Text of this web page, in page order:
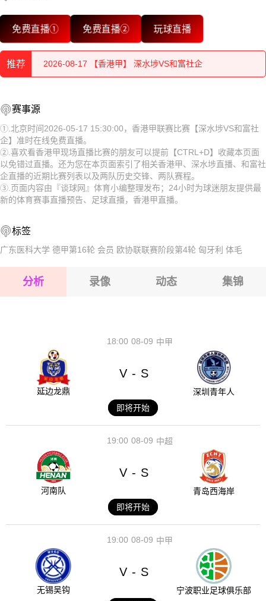
免费直播① 免费直播② 玩球直播
推荐
2026-08-17 【香港甲】 深水埗VS和富社企
2026-08-17 【香港甲】 深水埗VS和富社企
2026-08-17 【香港甲】 深水埗VS和富社企
2026-08-17 【香港甲】 深水埗VS和富社企
2026-08-17 【香港甲】 深水埗VS和富社企
2026-08-17 【香港甲】 深水埗VS和富社企
2026-08-17 【香港甲】 深水埗VS和富社企
2026-08-17 【香港甲】 深水埗VS和富社企
2026-08-17 【香港甲】 深水埗VS和富社企
2026-08-17 【香港甲】 深水埗VS和富社企
赛事源
①.北京时间2026-05-17 15:30:00，香港甲联赛比赛【深水埗VS和富社
企】准时在线免费直播。
②.喜欢看香港甲现场直播比赛的朋友可以提前【CTRL+D】收藏本页面
以免错过直播。还为您在本页面索引了相关香港甲、深水埗直播、和富社
企直播的近期比赛列表以及两队历史交锋、两队赛程。
③.页面内容由『谈球网』体育小编整理发布；24小时为球迷朋友提供最
新的体育赛事直播预告、足球直播，香港甲直播。
标签
广东医科大学 德甲第16轮 会员 欧协联联赛阶段第4轮 匈牙利 体毛
分析 录像 动态 集锦
08-09
18:00 中甲
延边龙鼎
V - S
深圳青年人
即将开始
08-09
19:00 中超
河南队
V - S
青岛西海岸
即将开始
08-09
19:00 中甲
无锡吴钩
V - S
宁波职业足球俱乐部